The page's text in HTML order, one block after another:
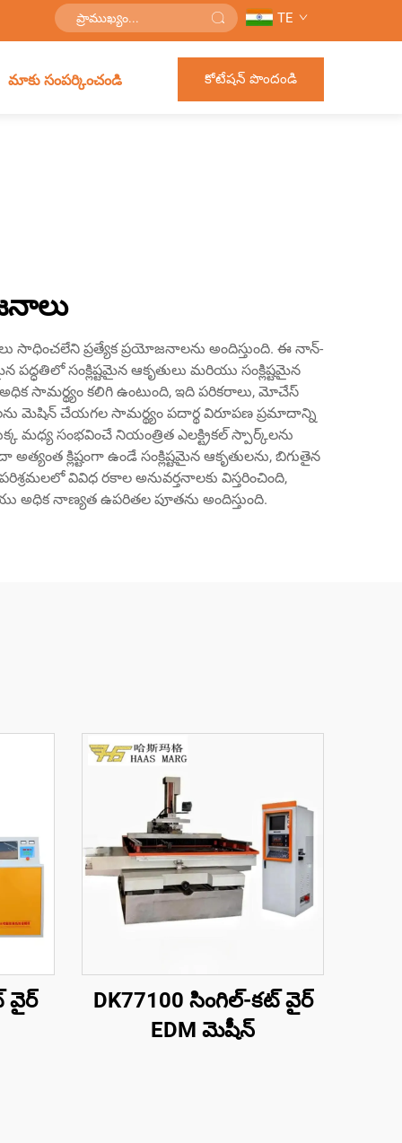
TE
మాకు సంపర్కించండి కోటేషన్ పొందండి
సాధించలేని ప్రత్యేక ప్రయోజనాలను అందిస్తుంది. ఈ నాన్-
సంక్లిష్టమైన ఆకృతులు మరియు సంక్లిష్టమైన
సామర్థ్యం కలిగి ఉంటుంది, ఇది పరికరాలు, మోచేస్
మెషిన్ చేయగల సామర్థ్యం పదార్థ విరూపణ ప్రమాదాన్ని
మధ్య సంభవించే నియంత్రిత ఎలక్ట్రికల్ స్పార్క్‌లను
క్లిష్టంగా ఉండే సంక్లిష్టమైన ఆకృతులను, బిగుతైన
వివిధ రకాల అనువర్తనాలకు విస్తరించింది,
నాణ్యత ఉపరితల పూతను అందిస్తుంది.
వైర్
DK77100 సింగిల్-కట్ వైర్
EDM మెషీన్